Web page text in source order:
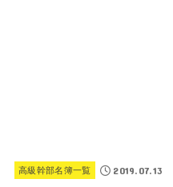
高級幹部名簿一覧 2019.07.13